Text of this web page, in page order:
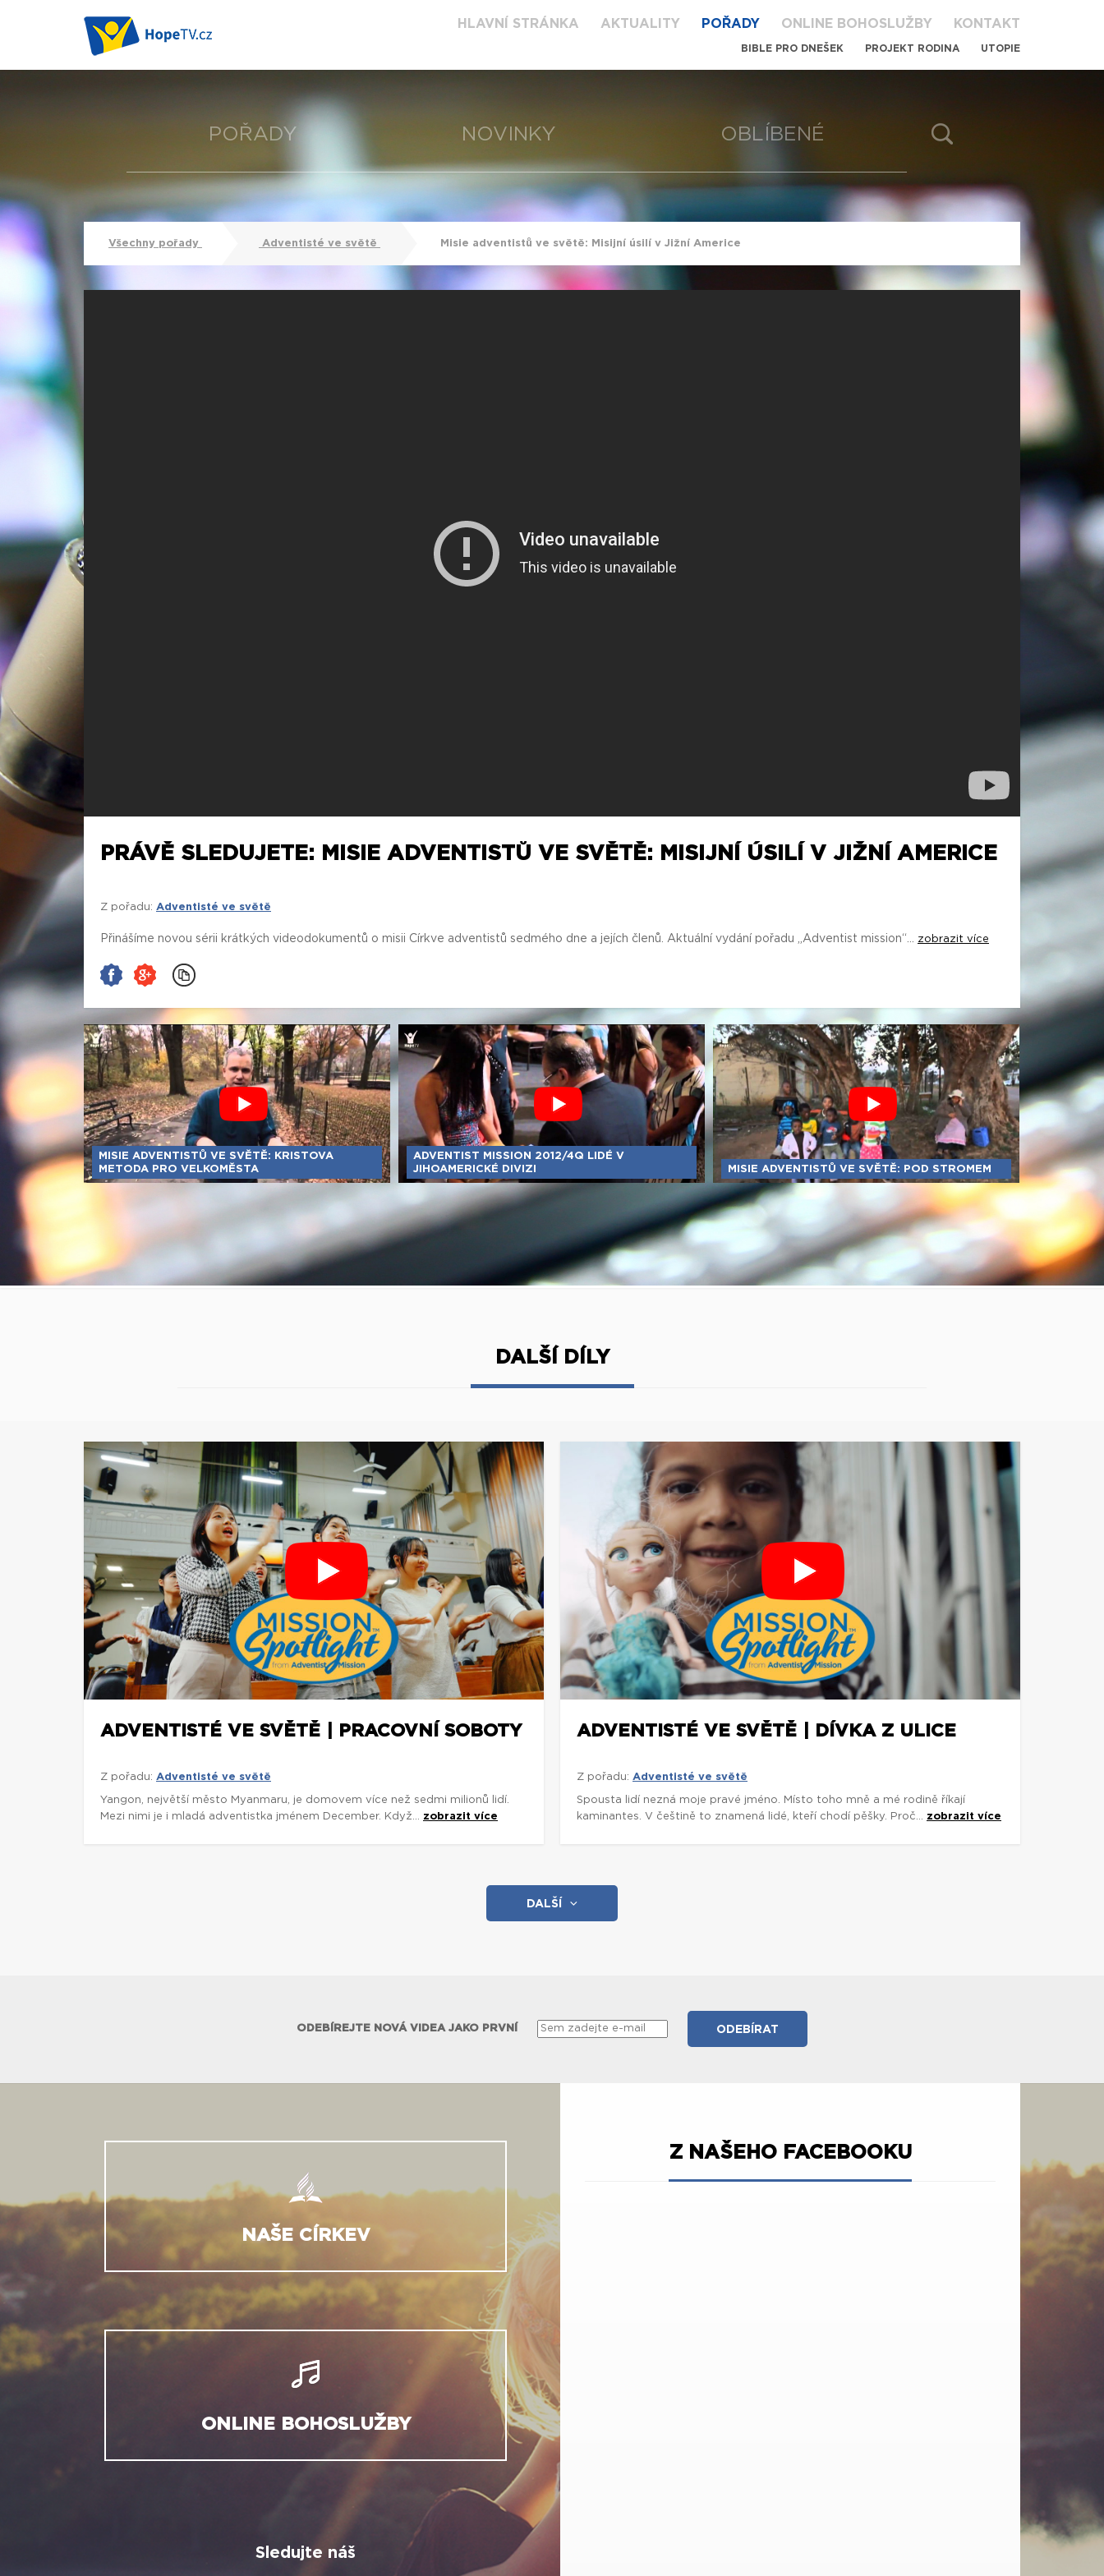
HLAVNÍ STRÁNKA AKTUALITY POŘADY ONLINE BOHOSLUŽBY KONTAKT
BIBLE PRO DNEŠEK PROJEKT RODINA UTOPIE
POŘADY NOVINKY OBLÍBENÉ
Všechny pořady Adventisté ve světě Misie adventistů ve světě: Misijní úsilí v Jižní Americe
PRÁVĚ SLEDUJETE: MISIE ADVENTISTŮ VE SVĚTĚ: MISIJNÍ ÚSILÍ V JIŽNÍ AMERICE
Z pořadu: Adventisté ve světě
Přinášíme novou sérii krátkých videodokumentů o misii Církve adventistů sedmého dne a jejích členů. Aktuální vydání pořadu „Adventist mission“... zobrazit více
MISIE ADVENTISTŮ VE SVĚTĚ: KRISTOVA
METODA PRO VELKOMĚSTA
ADVENTIST MISSION 2012/4Q LIDÉ V
JIHOAMERICKÉ DIVIZI
MISIE ADVENTISTŮ VE SVĚTĚ: POD STROMEM
DALŠÍ DÍLY
ADVENTISTÉ VE SVĚTĚ | PRACOVNÍ SOBOTY
Z pořadu: Adventisté ve světě
Yangon, největší město Myanmaru, je domovem více než sedmi milionů lidí.
Mezi nimi je i mladá adventistka jménem December. Když... zobrazit více
ADVENTISTÉ VE SVĚTĚ | DÍVKA Z ULICE
Z pořadu: Adventisté ve světě
Spousta lidí nezná moje pravé jméno. Místo toho mně a mé rodině říkají
kaminantes. V češtině to znamená lidé, kteří chodí pěšky. Proč... zobrazit více
DALŠÍ
ODEBÍREJTE NOVÁ VIDEA JAKO PRVNÍ
NAŠE CÍRKEV
ONLINE BOHOSLUŽBY
Sledujte náš
Z NAŠEHO FACEBOOKU